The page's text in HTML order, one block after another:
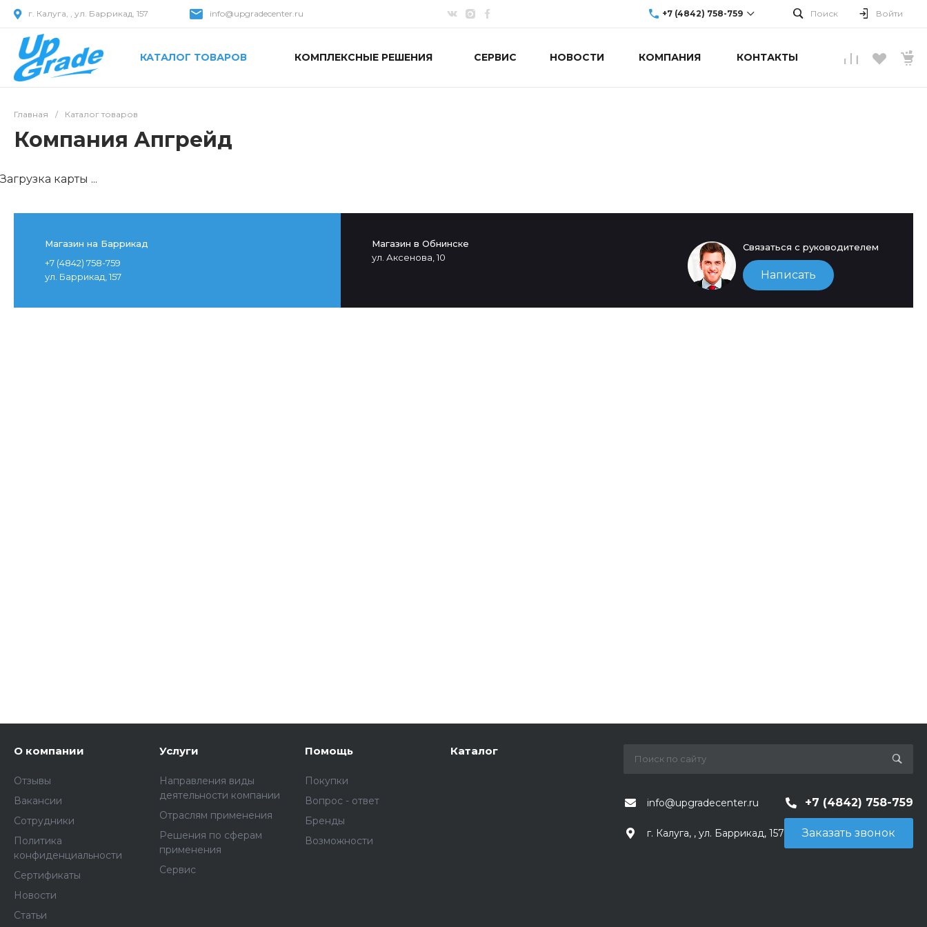
г. Калуга, , ул. Баррикад, 157 info@upgradecenter.ru +7 (4842) 758-759
г. Обнинск, ул.
Поиск Войти
КАТАЛОГ ТОВАРОВ КОМПЛЕКСНЫЕ РЕШЕНИЯ СЕРВИС НОВОСТИ КОМПАНИЯ КОНТАКТЫ
Главная / Каталог товаров
Компания Апгрейд
Магазин на Баррикад
+7 (4842) 758-759
ул. Баррикад, 157
Магазин в Обнинске
ул. Аксенова, 10
Связаться с руководителем
Написать
Загрузка карты ...
О компании
Отзывы
Вакансии
Сотрудники
Политика
конфиденциальности
Сертификаты
Новости
Статьи
Услуги
Направления виды
деятельности компании
Отраслям применения
Решения по сферам
применения
Сервис
Помощь
Покупки
Вопрос - ответ
Бренды
Возможности
Каталог
info@upgradecenter.ru +7 (4842) 758-759
г. Калуга, , ул. Баррикад, 157 Заказать звонок